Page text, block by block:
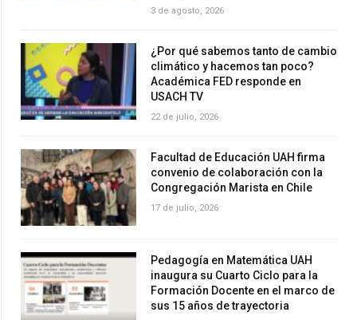
3 de agosto, 2026
¿Por qué sabemos tanto de cambio
climático y hacemos tan poco?
Académica FED responde en
USACH TV
22 de julio, 2026
Facultad de Educación UAH firma
convenio de colaboración con la
Congregación Marista en Chile
17 de julio, 2026
Pedagogía en Matemática UAH
inaugura su Cuarto Ciclo para la
Formación Docente en el marco de
sus 15 años de trayectoria